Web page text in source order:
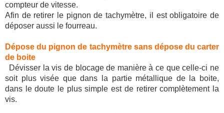
compteur de vitesse.
Afin de retirer le pignon de tachymètre, il est obligatoire de
déposer aussi le fourreau.
Dépose du pignon de tachymètre sans dépose du carter
de boite
Dévisser la vis de blocage de manière à ce que celle-ci ne
soit plus visée que dans la partie métallique de la boite,
dans le doute le plus simple est de retirer complètement la
vis.